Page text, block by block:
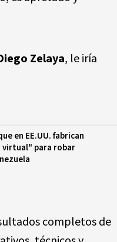
Zelaya, le iría
en EE.UU. fabrican
virtual" para robar
completos de